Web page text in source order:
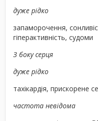
дуже рідко
запаморочення,
гіперактивність, судоми
З боку серця
дуже рідко
тахікардія, прискорене
частота невідома